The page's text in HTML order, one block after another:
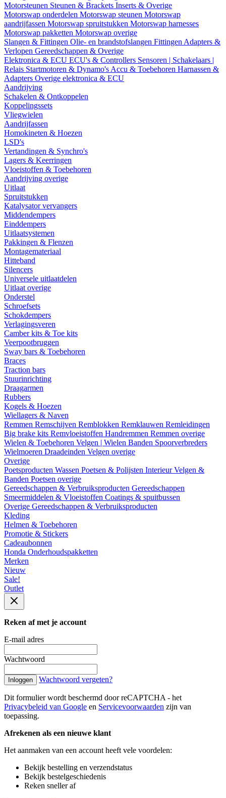
Motorsteunen Steunen & Brackets Inserts & Overige
Motorswap onderdelen Motorswap steunen Motorswap
aandrijfassen Motorswap spruitstukken Motorswap harnesses
Motorswap pakketten Motorswap overige
Slangen & Fittingen Olie- en brandstofslangen Fittingen Adapters &
Verlopen Gereedschappen & Overige
Elektronica & ECU ECU's & Controllers Sensoren | Schakelaars |
Relais Startmotoren & Dynamo's Accu & Toebehoren Harnassen &
Adapters Overige elektronica & ECU
Aandrijving
Schakelen & Ontkoppelen
Koppelingssets
Vliegwielen
Aandrijfassen
Homokineten & Hoezen
LSD's
Vertandingen & Synchro's
Lagers & Keerringen
Vloeistoffen & Toebehoren
Aandrijving overige
Uitlaat
Spruitstukken
Katalysator vervangers
Middendempers
Einddempers
Uitlaatsystemen
Pakkingen & Flenzen
Montagemateriaal
Hitteband
Silencers
Universele uitlaatdelen
Uitlaat overige
Onderstel
Schroefsets
Schokdempers
Verlagingsveren
Camber kits & Toe kits
Veerpootbruggen
Sway bars & Toebehoren
Braces
Traction bars
Stuurinrichting
Draagarmen
Rubbers
Kogels & Hoezen
Wiellagers & Naven
Remmen Remschijven Remblokken Remklauwen Remleidingen
Big brake kits Remvloeistoffen Handremmen Remmen overige
Wielen & Toebehoren Velgen | Wielen Banden Spoorverbreders
Wielmoeren Draadeinden Velgen overige
Overige
Poetsproducten Wassen Poetsen & Polijsten InterieurVelgen &
Banden Poetsen overige
Gereedschappen & Verbruiksproducten Gereedschappen
Smeermiddelen & Vloeistoffen Coatings & spuitbussen
Overige Gereedschappen & Verbruiksproducten
Kleding
Helmen & Toebehoren
Promotie & Stickers
Cadeaubonnen
Honda Onderhoudspakketten
Merken
Nieuw
Sale!
Outlet
Reken af met je account
E-mail adres
Wachtwoord
Inloggen Wachtwoord vergeten?
Dit formulier wordt beschermd door reCAPTCHA - het
Privacybeleid van Google en Servicevoorwaarden zijn van
toepassing.
Afrekenen als een nieuwe klant
Het aanmaken van een account heeft vele voordelen:
Bekijk bestelling en verzendstatus
Bekijk bestelgeschiedenis
Reken sneller af